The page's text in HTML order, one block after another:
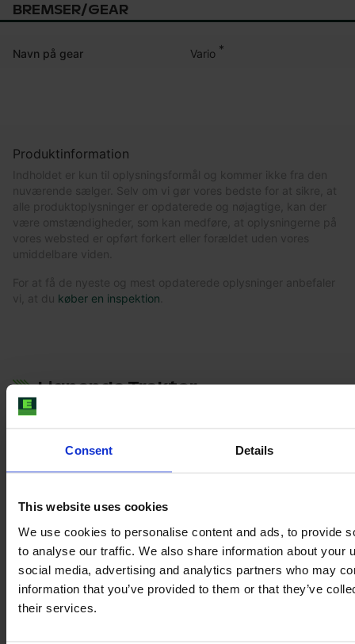
Consent Details
This website uses cookies
We use cookies to personalise content and ads, to provide
to analyse our traffic. We also share information about your
social media, advertising and analytics partners who may
information that you’ve provided to them or that they’ve
their services.
BREMSER/GEAR
Navn på gear Vario *
Produktinformation
Indholdet er kun til oplysningsformål og kommer ikke fra den
nuværende sælger. Selv om vi gør vores bedste for at sikre, at
alle produktoplysninger er opdaterede og nøjagtige, kan der
være omstændigheder, som kan medføre, at oplysningerne på
vores websted er opført forkert eller forældet uden vores
umiddelbare viden.
For at få de nyeste og mest opdaterede oplysninger anbefaler
vi, at du køber en inspektion
Lignende Traktor